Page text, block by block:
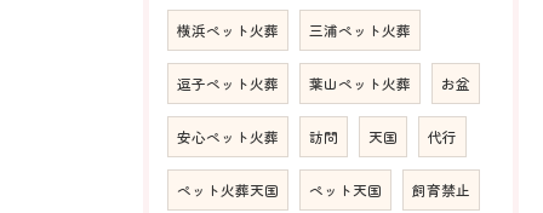
横浜ペット火葬 三浦ペット火葬
逗子ペット火葬 葉山ペット火葬 お盆
安心ペット火葬 訪問 天国 代行
ペット火葬天国 ペット天国 飼育禁止